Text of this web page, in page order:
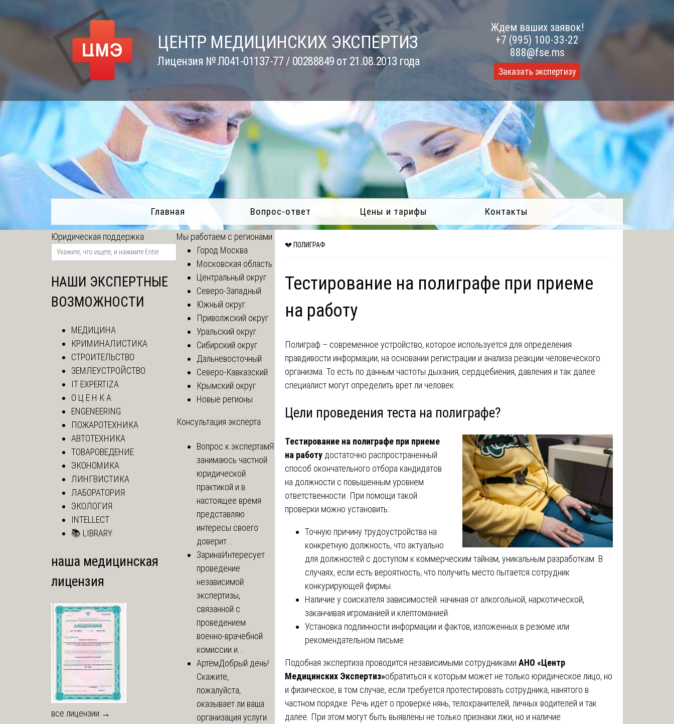
ЦЕНТР МЕДИЦИНСКИХ ЭКСПЕРТИЗ
Лицензия № Л041-01137-77 / 00288849 от 21.08.2013 года
Ждем ваших заявок!
+7 (995) 100-33-22
888@fse.ms
Заказать экспертизу
Главная Вопрос-ответ Цены и тарифы Контакты
💔 ПОЛИГРАФ
Тестирование на полиграфе при приеме
на работу
Полиграф – современное устройство, которое используется для определения
правдивости информации, на основании регистрации и анализа реакции человеческого
организма. То есть по данным частоты дыхания, сердцебиения, давления и так далее
специалист могут определить врет ли человек.
Цели проведения теста на полиграфе?
Тестирование на полиграфе при приеме
на работу достаточно распространенный
способ окончательного отбора кандидатов
на должности с повышенным уровнем
ответственности. При помощи такой
проверки можно установить:
Точную причину трудоустройства на
конкретную должность, что актуально
для должностей с доступом к коммерческим тайнам, уникальным разработкам. В
случаях, если есть вероятность, что получить место пытается сотрудник
конкурирующей фирмы.
Наличие у соискателя зависимостей: начиная от алкогольной, наркотической,
заканчивая игроманией и клептоманией.
Установка подлинности информации и фактов, изложенных в резюме или
рекомендательном письме.
Подобная экспертиза проводится независимыми сотрудниками АНО «Центр
Медицинских Экспертиз»обратиться к которым может не только юридическое лицо, но
и физическое, в том случае, если требуется протестировать сотрудника, нанятого в
частном порядке. Речь идет о проверке нянь, телохранителей, личных водителей и так
далее. При этом могут быть выявлены не только признаки лжи, но и наличие
Юридическая поддержка
НАШИ ЭКСПЕРТНЫЕ
ВОЗМОЖНОСТИ
МЕДИЦИНА
КРИМИНАЛИСТИКА
СТРОИТЕЛЬСТВО
ЗЕМЛЕУСТРОЙСТВО
IT EXPERTIZA
О Ц Е Н К А
ENGENEERING
ПОЖАРОТЕХНИКА
АВТОТЕХНИКА
ТОВАРОВЕДЕНИЕ
ЭКОНОМИКА
ЛИНГВИСТИКА
ЛАБОРАТОРИЯ
ЭКОЛОГИЯ
INTELLECT
📚 LIBRARY
наша медицинская
лицензия
все лицензии →
Мы работаем с регионами
Город Москва
Московская область
Центральный округ
Северо-Западный
Южный округ
Приволжский округ
Уральский округ
Сибирский округ
Дальневосточный
Северо-Кавказский
Крымский округ
Новые регионы
Консультация эксперта
Вопрос к экспертамЯ
занимаюсь частной
юридической
практикой и в
настоящее время
представляю
интересы своего
доверит...
ЗаринаИнтересует
проведение
независимой
экспертизы,
связанной с
проведением
военно-врачебной
комиссии и...
АртёмДобрый день!
Скажите,
пожалуйста,
оказывает ли ваша
организация услуги